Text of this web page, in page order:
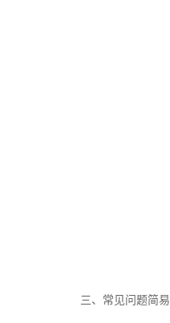
三、常见问题简易